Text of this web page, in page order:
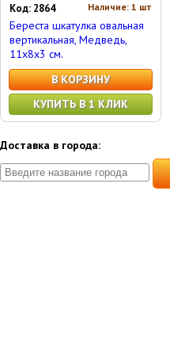
Наличие: 1 шт
Код: 2864
Береста шкатулка овальная
вертикальная, Медведь,
11x8x3 см.
В КОРЗИНУ
КУПИТЬ В 1 КЛИК
Доставка в города: